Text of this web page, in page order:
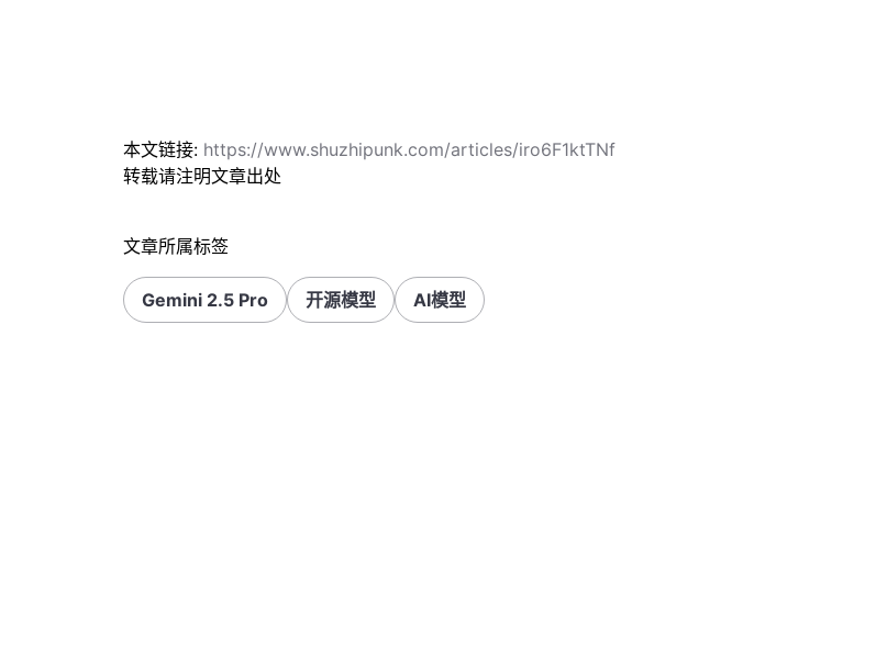
本文链接: https://www.shuzhipunk.com/articles/iro6F1ktTNf
转载请注明文章出处
文章所属标签
Gemini 2.5 Pro 开源模型 AI模型